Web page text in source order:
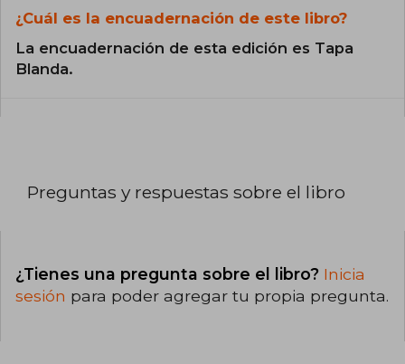
¿Cuál es la encuadernación de este libro?
La encuadernación de esta edición es Tapa
Blanda.
Preguntas y respuestas sobre el libro
¿Tienes una pregunta sobre el libro? Inicia
sesión para poder agregar tu propia pregunta.